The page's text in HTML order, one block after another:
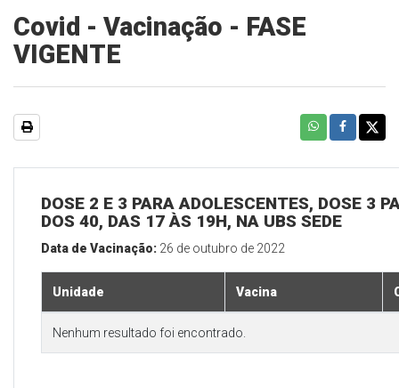
Covid - Vacinação - FASE
VIGENTE
DOSE 2 E 3 PARA ADOLESCENTES, DOSE 3
DOS 40, DAS 17 ÀS 19H, NA UBS SEDE
Data de Vacinação: 26 de outubro de 2022
Unidade Vacina
Nenhum resultado foi encontrado.